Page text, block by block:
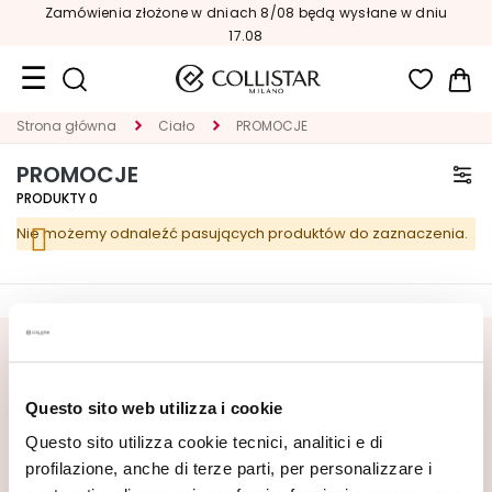
Questo sito web utilizza i cookie
Questo sito utilizza cookie tecnici, analitici e di
profilazione, anche di terze parti, per personalizzare i
Zamówienia złożone w dniach 8/08 będą wysłane w dniu
17.08
Format
Nowości
TWARZ
T
E
O
R
Strona główna Ciało PROMOCJE
PROMOCJE
PRODUKTY0
Nie możemy odnaleźć pasujących produktów do zaznaczenia.
ZAPISZ SIĘ DO NEWSLETTERA
Czekają na Ciebie nowości, oferty specjalne i wyjątkowe
treści! Otrzymaj także ofertę powitalną: 20% zniżki na
pierwsze zamówienie.